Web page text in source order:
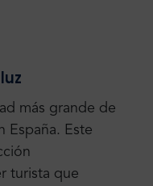
más grande de
España. Este
turista que